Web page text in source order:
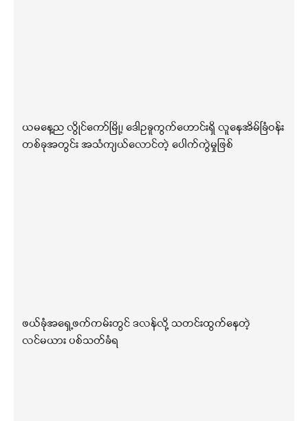
ယမနေ့ည လွိုင်ကော်မြို့၊ ဒေါဥခူကွက်ဟောင်းရှိ လူနေအိမ်ခြံဝန်း
တစ်ခုအတွင်း အသံကျယ်လောင်တဲ့ ပေါက်ကွဲမှုဖြစ်
ဖယ်ခုံအရှေ့ဖက်ကမ်းတွင် ဒလန်လို့ သတင်းထွက်နေတဲ့
လင်မယား ပစ်သတ်ခံရ